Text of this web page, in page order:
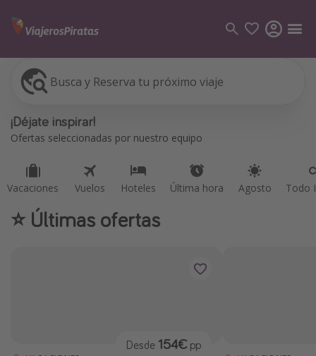
Busca y Reserva tu próximo viaje
¡Déjate inspirar!
Ofertas seleccionadas por nuestro equipo
Vacaciones Vuelos Hoteles Última hora Agosto Todo
Vacaciones
Vuelos
Viajes
⭐️ Últimas ofertas
Desde 154€ pp